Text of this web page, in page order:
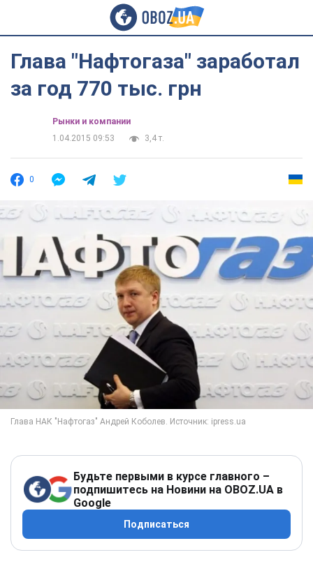
Глава "Нафтогаза" заработал
за год 770 тыс. грн
Рынки и компании
1.04.2015 09:53
3,4 т.
0
Будьте первыми в курсе главного –
подпишитесь на Новини на OBOZ.UA в
Google
Подписаться